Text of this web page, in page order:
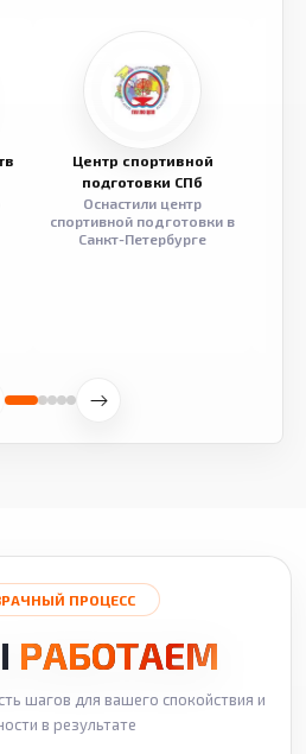
Центр спортивной
подготовки СПб
Оснастили центр
спортивной подготовки в
Санкт-Петербурге
ПРОЦЕСС
РАБОТАЕМ
шагов для вашего спокойствия и
в результате